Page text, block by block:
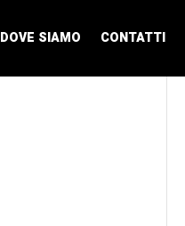
DOVE SIAMO CONTATTI